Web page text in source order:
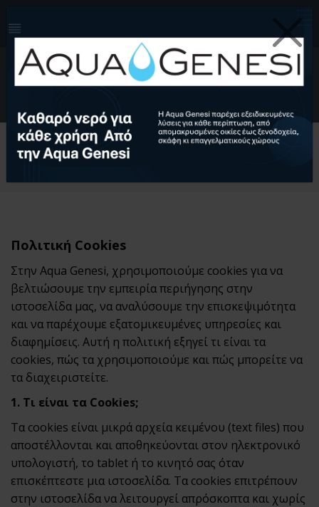
Ελληνικά (EL)
English (EN)
Αρχική
Πληροφορίες cookies
Πολιτική Cookies
Στην Aqua Genesi, χρησιμοποιούμε cookies για να
βελτιώσουμε την εμπειρία περιήγησης στην
ιστοσελίδα μας, να αναλύσουμε την επισκεψιμότητα
και να παρέχουμε εξατομικευμένες υπηρεσίες και
διαφημίσεις. Αυτή η πολιτική εξηγεί τι είναι τα
cookies, πώς τα χρησιμοποιούμε και πώς μπορείτε να
τα διαχειριστείτε.
1. Τι είναι τα Cookies;
Τα cookies είναι μικρά αρχεία κειμένου (text files) που
αποστέλλονται και αποθηκεύονται στον ηλεκτρονικό
υπολογιστή, το tablet ή το κινητό σας όταν
επισκέπτεστε μια ιστοσελίδα. Τα cookies επιτρέπουν
στην ιστοσελίδα να λειτουργεί απρόσκοπτα και χωρίς